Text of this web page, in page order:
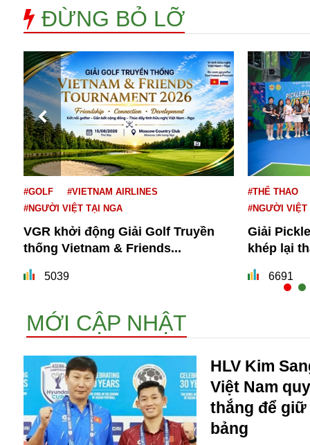
Bói toán
Bóng đá
Bí ẩn
Bitcoin
Bamboo Airways
Báo Nga có gì?
Biển Đông
Barrack Obama
Bắc Kinh
Buôn bán ở Nga
ĐỪNG BỎ LỠ
#GOLF
#VIETNAM AIRLINES
#NGƯỜI VIỆT TẠI NGA
VGR khởi động Giải Golf Truyền
thống Vietnam & Friends...
5039
#THỂ THAO
#NGƯỜI VIỆT
Giải
khép lại
6691
MỚI CẬP NHẬT
HLV Kim
Việt Nam
thắng để
bảng